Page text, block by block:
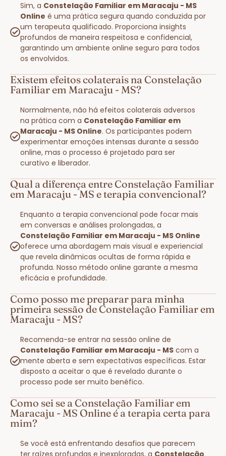
Sim, a Constelação Familiar em Maracaju - MS
Online é uma prática segura quando conduzida por
um terapeuta qualificado. Proporciona insights
profundos de maneira respeitosa e confidencial,
garantindo um ambiente online seguro para todos
os envolvidos.
Existem efeitos colaterais na Constelação
Familiar em Maracaju - MS?
Normalmente, não há efeitos colaterais adversos
na prática com a Constelação Familiar em
Maracaju - MS Online. Os participantes podem
experimentar emoções intensas durante a sessão
online, mas o processo é projetado para ser
curativo e liberador.
Qual a diferença entre Constelação Familiar
em Maracaju - MS e terapia convencional?
Enquanto a terapia convencional pode focar mais
em conversas e análises prolongadas, a
Constelação Familiar em Maracaju - MS Online
oferece uma abordagem mais visual e experiencial
que revela dinâmicas ocultas de forma rápida e
profunda. Nosso método online garante a mesma
eficácia e profundidade.
Como posso me preparar para minha
primeira sessão de Constelação Familiar em
Maracaju - MS?
Recomenda-se entrar na sessão online de
Constelação Familiar em Maracaju - MS com a
mente aberta e sem expectativas específicas. Estar
disposto a aceitar o que é revelado durante o
processo pode ser muito benéfico.
Como sei se a Constelação Familiar em
Maracaju - MS Online é a terapia certa para
mim?
Se você está enfrentando desafios que parecem